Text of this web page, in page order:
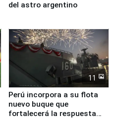
del astro argentino
11
Perú incorpora a su flota
nuevo buque que
fortalecerá la respuesta